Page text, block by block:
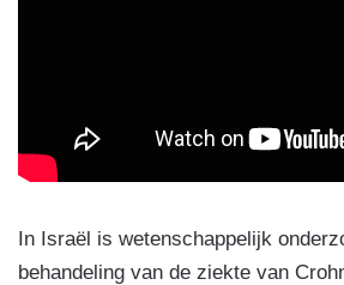
In Israël is wetenschappelijk
behandeling van de ziekte van